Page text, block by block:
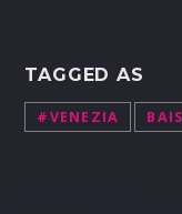
TAGGED AS
#VENEZIA BAIS